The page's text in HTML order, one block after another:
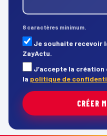
8 caractères minimum.
Je souhaite recevoir
ZayActu.
J’accepte la
la politique de
CRÉER